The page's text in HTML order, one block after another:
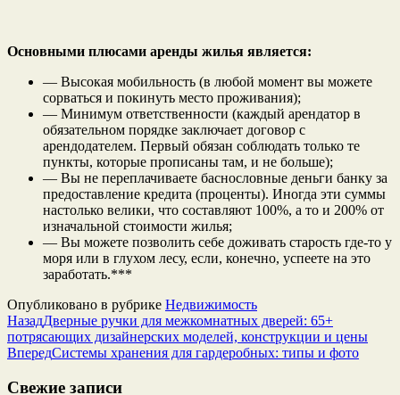
Основными плюсами аренды жилья является:
— Высокая мобильность (в любой момент вы можете
сорваться и покинуть место проживания);
— Минимум ответственности (каждый арендатор в
обязательном порядке заключает договор с
арендодателем. Первый обязан соблюдать только те
пункты, которые прописаны там, и не больше);
— Вы не переплачиваете баснословные деньги банку за
предоставление кредита (проценты). Иногда эти суммы
настолько велики, что составляют 100%, а то и 200% от
изначальной стоимости жилья;
— Вы можете позволить себе доживать старость где-то у
моря или в глухом лесу, если, конечно, успеете на это
заработать.***
Опубликовано в рубрике Недвижимость
НазадДверные ручки для межкомнатных дверей: 65+
потрясающих дизайнерских моделей, конструкции и цены
ВпередСистемы хранения для гардеробных: типы и фото
Свежие записи